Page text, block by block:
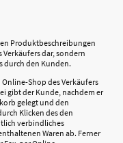
Produktbeschreibungen
dar, sondern
durch den Kunden.
Shop des Verkäufers
gibt der Kunde, nachdem er
gelegt und den
Klicken des den
verbindliches
Waren ab. Ferner